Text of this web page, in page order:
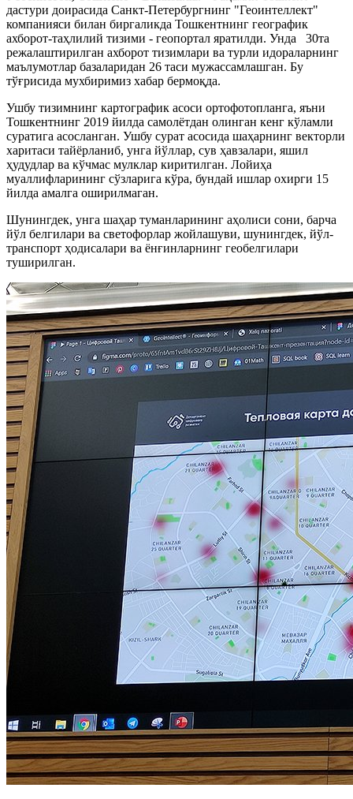
дастури доирасида Санкт-Петербургнинг "Геоинтеллект"
компанияси билан биргаликда Тошкентнинг географик
ахборот-таҳлилий тизими - геопортал яратилди. Унда 30та
режалаштирилган ахборот тизимлари ва турли идораларнинг
маълумотлар базаларидан 26 таси мужассамлашган. Бу
тўғрисида мухбиримиз хабар бермоқда.
Ушбу тизимнинг картографик асоси ортофотопланга, яъни
Тошкентнинг 2019 йилда самолётдан олинган кенг кўламли
суратига асосланган. Ушбу сурат асосида шаҳарнинг векторли
харитаси тайёрланиб, унга йўллар, сув ҳавзалари, яшил
ҳудудлар ва кўчмас мулклар киритилган. Лойиҳа
муаллифларининг сўзларига кўра, бундай ишлар охирги 15
йилда амалга оширилмаган.
Шунингдек, унга шаҳар туманларининг аҳолиси сони, барча
йўл белгилари ва светофорлар жойлашуви, шунингдек, йўл-
транспорт ҳодисалари ва ёнғинларнинг геобелгилари
туширилган.